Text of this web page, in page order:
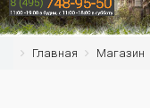
Главная Магазин